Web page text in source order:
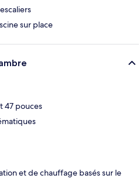
sur place
47 pouces
et de chauffage basés sur le